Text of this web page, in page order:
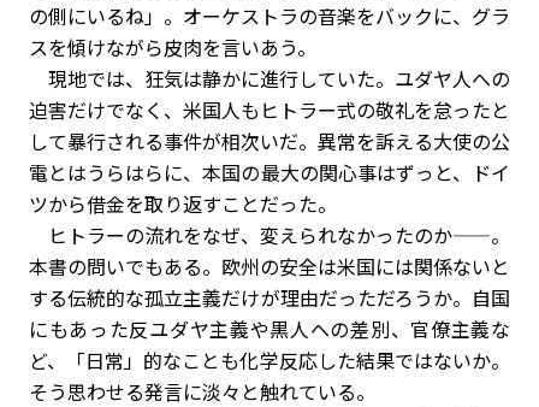
の側にいるね」。オーケストラの音楽をバックに、グラ
スを傾けながら皮肉を言いあう。
現地では、狂気は静かに進行していた。ユダヤ人への
迫害だけでなく、米国人もヒトラー式の敬礼を怠ったと
して暴行される事件が相次いだ。異常を訴える大使の公
電とはうらはらに、本国の最大の関心事はずっと、ドイ
ツから借金を取り返すことだった。
ヒトラーの流れをなぜ、変えられなかったのか——。
本書の問いでもある。欧州の安全は米国には関係ないと
する伝統的な孤立主義だけが理由だっただろうか。自国
にもあった反ユダヤ主義や黒人への差別、官僚主義な
ど、「日常」的なことも化学反応した結果ではないか。
そう思わせる発言に淡々と触れている。